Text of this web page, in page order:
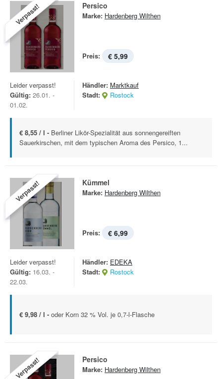
Verpasst! Persico
Marke: Hardenberg Wilthen
Preis: € 5,99
Leider verpasst!
Gültig: 26.01. -
01.02.
Händler: Marktkauf
Stadt:
Rostock
€ 8,55 / l - Berliner Likör-Spezialität aus sonnengereiften
Sauerkirschen, mit dem typischen Aroma des Persico, 1...
Verpasst! Kümmel
Marke: Hardenberg Wilthen
Preis: € 6,99
Leider verpasst!
Gültig: 16.03. -
22.03.
Händler: EDEKA
Stadt:
Rostock
€ 9,98 / l - oder Korn 32 % Vol. je 0,7-l-Flasche
Verpasst! Persico
Marke: Hardenberg Wilthen